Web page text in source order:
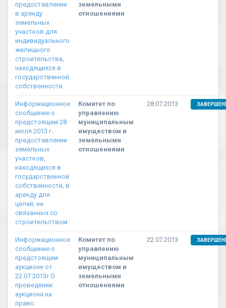
предоставлении
в аренду
земельных
участков для
индивидуального
жилищного
строительства,
находящихся в
государственной
собственности
земельными
отношениями
Информационное
сообщение о
предстоящем 28
июля 2013 г.
предоставлении
земельных
участков,
находящихся в
государственной
собственности, в
аренду для
целей, не
связанных со
строительством
Комитет по
управлению
муниципальным
имуществом и
земельными
отношениями
28.07.2013
Информационное
сообщение о
предстоящем
аукционе от
22.07.2013г О
проведении
аукциона на
право
Комитет по
управлению
муниципальным
имуществом и
земельными
отношениями
22.07.2013